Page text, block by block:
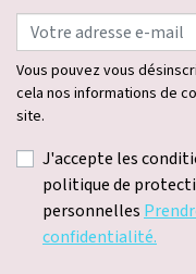
Vous pouvez vous
cela nos informations de
site.
J'accepte les
politique de
personnelles
confidentialité.